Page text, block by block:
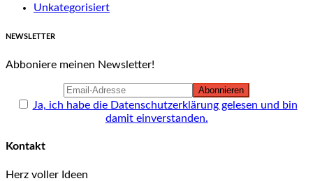
Unkategorisiert
NEWSLETTER
Abboniere meinen Newsletter!
Ja, ich habe die Datenschutzerklärung gelesen und bin
damit einverstanden.
Kontakt
Herz voller Ideen